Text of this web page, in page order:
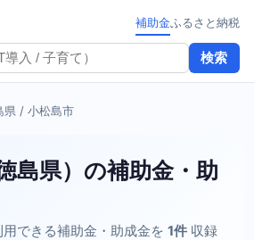
検索
補助金ふるさと納税
県 / 小松島市
島県）の補助金・助
できる補助金・助成金を 1件 収録